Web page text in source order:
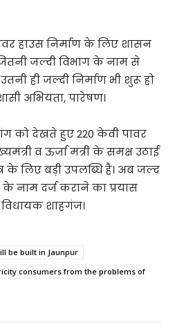
हाउस निर्माण के लिए शासन
जल्दी विभाग के नाम से
ही जल्दी निर्माण भी शुरू हो
अभियंता, पारेषण।
को देखते हुए 220 केवी पावर
व ऊर्जा मंत्री के समक्ष उठाई
के लिए बड़ी उपलब्धि है। अब जल्द
नाम दर्ज कराने का प्रयास
शाहगंज।
be built in Jaunpur
consumers from the problems of